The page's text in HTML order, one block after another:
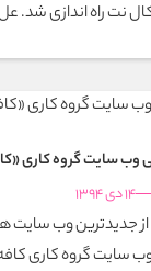
نت راه اندازی شد.
وب سایت گروه کاری
14 دی 1394
جدیدترین وب سایت
سایت گروه کاری